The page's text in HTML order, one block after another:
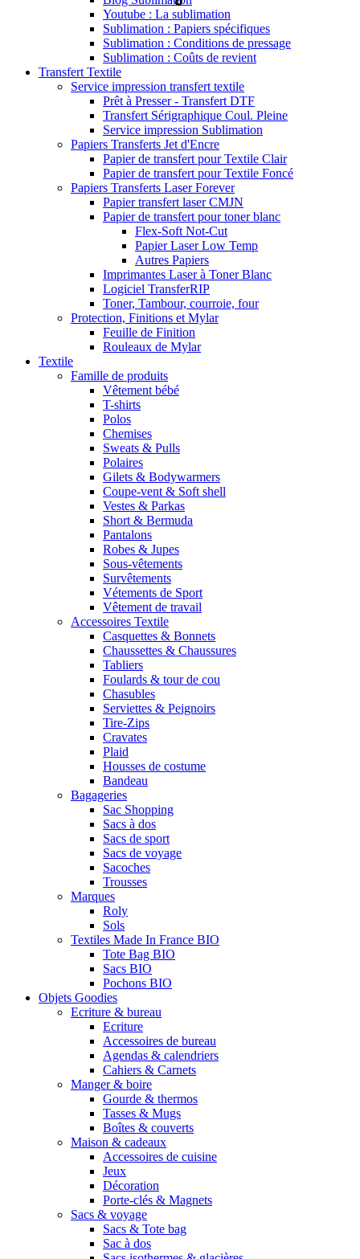
Youtube : La sublimation
Sublimation : Papiers spécifiques
Sublimation : Conditions de pressage
Sublimation : Coûts de revient
Transfert Textile
Service impression transfert textile
Prêt à Presser - Transfert DTF
Transfert Sérigraphique Coul. Pleine
Service impression Sublimation
Papiers Transferts Jet d'Encre
Papier de transfert pour Textile Clair
Papier de transfert pour Textile Foncé
Papiers Transferts Laser Forever
Papier transfert laser CMJN
Papier de transfert pour toner blanc
Flex-Soft Not-Cut
Papier Laser Low Temp
Autres Papiers
Imprimantes Laser à Toner Blanc
Logiciel TransferRIP
Toner, Tambour, courroie, four
Protection, Finitions et Mylar
Feuille de Finition
Rouleaux de Mylar
Textile
Famille de produits
Vêtement bébé
T-shirts
Polos
Chemises
Sweats & Pulls
Polaires
Gilets & Bodywarmers
Coupe-vent & Soft shell
Vestes & Parkas
Short & Bermuda
Pantalons
Robes & Jupes
Sous-vêtements
Survêtements
Vétements de Sport
Vêtement de travail
Accessoires Textile
Casquettes & Bonnets
Chaussettes & Chaussures
Tabliers
Foulards & tour de cou
Chasubles
Serviettes & Peignoirs
Tire-Zips
Cravates
Plaid
Housses de costume
Bandeau
Bagageries
Sac Shopping
Sacs à dos
Sacs de sport
Sacs de voyage
Sacoches
Trousses
Marques
Roly
Sols
Textiles Made In France BIO
Tote Bag BIO
Sacs BIO
Pochons BIO
Objets Goodies
Ecriture & bureau
Ecriture
Accessoires de bureau
Agendas & calendriers
Cahiers & Carnets
Manger & boire
Gourde & thermos
Tasses & Mugs
Boîtes & couverts
Maison & cadeaux
Accessoires de cuisine
Jeux
Décoration
Porte-clés & Magnets
Sacs & voyage
Sacs & Tote bag
Sac à dos